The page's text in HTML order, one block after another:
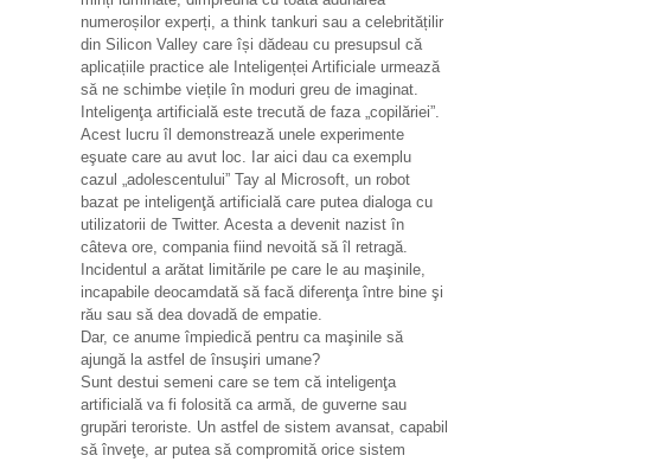
numeroșilor experți, a think tankuri sau a celebritățilir
din Silicon Valley care își dădeau cu presupsul că
aplicațiile practice ale Inteligenței Artificiale urmează
să ne schimbe viețile în moduri greu de imaginat.
Inteligenţa artificială este trecută de faza „copilăriei”.
Acest lucru îl demonstrează unele experimente
eşuate care au avut loc. Iar aici dau ca exemplu
cazul „adolescentului” Tay al Microsoft, un robot
bazat pe inteligenţă artificială care putea dialoga cu
utilizatorii de Twitter. Acesta a devenit nazist în
câteva ore, compania fiind nevoită să îl retragă.
Incidentul a arătat limitările pe care le au maşinile,
incapabile deocamdată să facă diferenţa între bine şi
rău sau să dea dovadă de empatie.
Dar, ce anume împiedică pentru ca maşinile să
ajungă la astfel de însuşiri umane?
Sunt destui semeni care se tem că inteligenţa
artificială va fi folosită ca armă, de guverne sau
grupări teroriste. Un astfel de sistem avansat, capabil
să înveţe, ar putea să compromită orice sistem